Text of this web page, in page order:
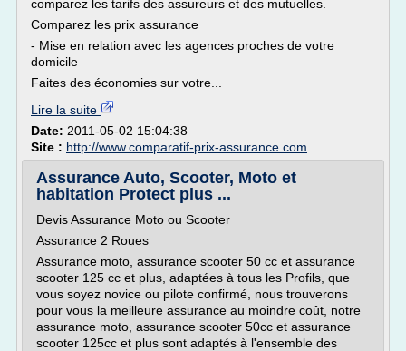
comparez les tarifs des assureurs et des mutuelles.
Comparez les prix assurance
- Mise en relation avec les agences proches de votre
domicile
Faites des économies sur votre...
Lire la suite
Date: 2011-05-02 15:04:38
Site : http://www.comparatif-prix-assurance.com
Assurance Auto, Scooter, Moto et
habitation Protect plus ...
Devis Assurance Moto ou Scooter
Assurance 2 Roues
Assurance moto, assurance scooter 50 cc et assurance
scooter 125 cc et plus, adaptées à tous les Profils, que
vous soyez novice ou pilote confirmé, nous trouverons
pour vous la meilleure assurance au moindre coût, notre
assurance moto, assurance scooter 50cc et assurance
scooter 125cc et plus sont adaptés à l'ensemble des